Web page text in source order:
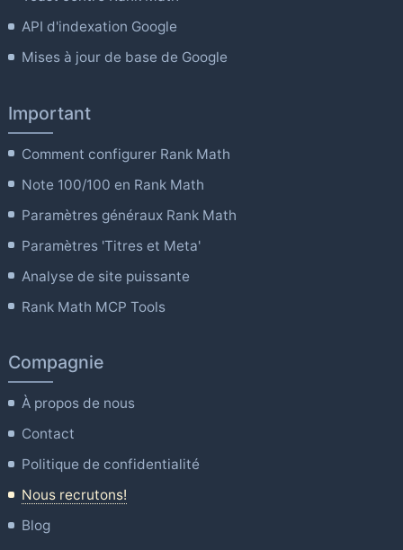
API d'indexation Google
Mises à jour de base de Google
Important
Comment configurer Rank Math
Note 100/100 en Rank Math
Paramètres généraux Rank Math
Paramètres 'Titres et Meta'
Analyse de site puissante
Rank Math MCP Tools
Compagnie
À propos de nous
Contact
Politique de confidentialité
Nous recrutons!
Blog